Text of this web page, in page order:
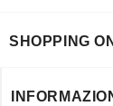
SHOPPING